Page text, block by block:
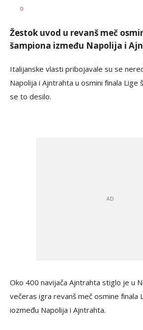
AUTOR
0
Žestok uvod u revanš meč
šampiona između Napolija i
Italijanske vlasti pribojavale su se
Napolija i Ajntrahta u osmini finala Lige
se to desilo.
Oko 400 navijača Ajntrahta stiglo je u
večeras igra revanš meč osmine finala
iozmeđu Napolija i Ajntrahta.